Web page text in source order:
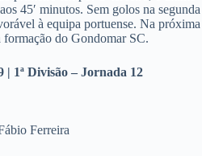
45′ minutos. Sem golos na segunda
à equipa portuense. Na próxima
formação do Gondomar SC.
| 1ª Divisão – Jornada 12
Ferreira